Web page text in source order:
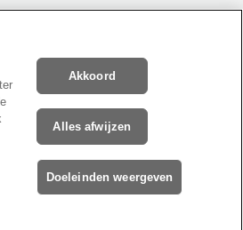
met
Akkoord
Alles afwijzen
Doeleinden weergeven